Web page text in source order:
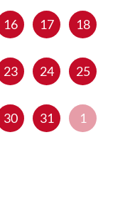
16 17 18
23 24 25
30 31 1